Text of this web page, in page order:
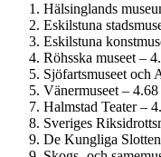
Hälsinglands
Eskilstuna
Eskilstuna
Röhsska museet –
Sjöfartsmuseet och
Vänermuseet – 4.68
Halmstad Teater –
Sveriges
De Kungliga